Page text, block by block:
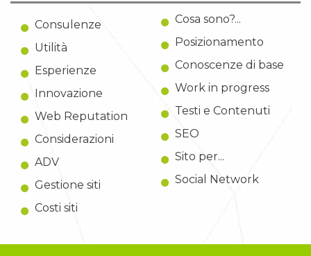
Consulenze
Utilità
Esperienze
Innovazione
Web Reputation
Considerazioni
ADV
Gestione siti
Costi siti
Cosa sono?...
Posizionamento
Conoscenze di base
Work in progress
Testi e Contenuti
SEO
Sito per...
Social Network